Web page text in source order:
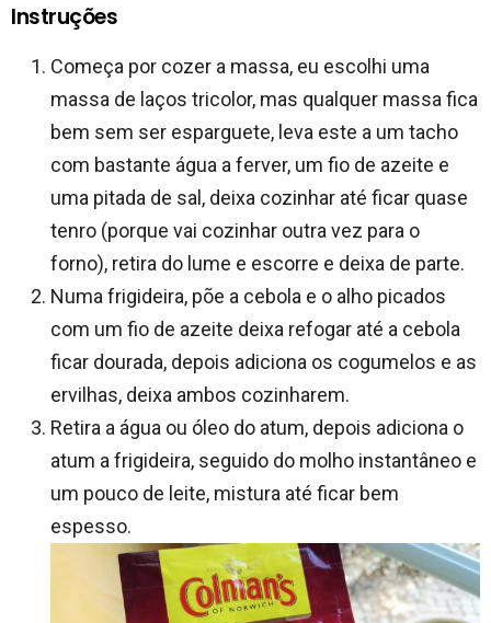
Instruções
Começa por cozer a massa, eu escolhi uma
massa de laços tricolor, mas qualquer massa fica
bem sem ser esparguete, leva este a um tacho
com bastante água a ferver, um fio de azeite e
uma pitada de sal, deixa cozinhar até ficar quase
tenro (porque vai cozinhar outra vez para o
forno), retira do lume e escorre e deixa de parte.
Numa frigideira, põe a cebola e o alho picados
com um fio de azeite deixa refogar até a cebola
ficar dourada, depois adiciona os cogumelos e as
ervilhas, deixa ambos cozinharem.
Retira a água ou óleo do atum, depois adiciona o
atum a frigideira, seguido do molho instantâneo e
um pouco de leite, mistura até ficar bem
espesso.